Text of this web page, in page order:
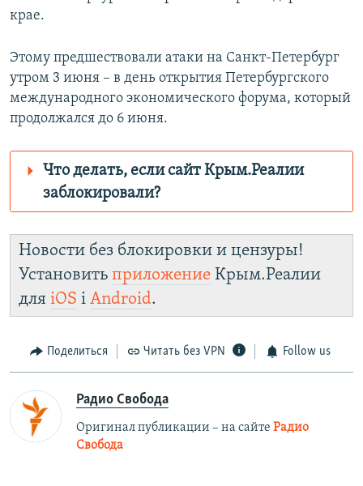
крае.
Этому предшествовали атаки на Санкт-Петербург
утром 3 июня – в день открытия Петербургского
международного экономического форума, который
продолжался до 6 июня.
Что делать, если сайт Крым.Реалии
заблокировали?
Крым.Реалии
зеркального сайта:
https://d2rsmg816jzc8o.cloudfront.net/
установить VPN
Новости без блокировки и цензуры!
Установить приложение Крым.Реалии
для iOS і Android.
Поделиться Читать без VPN Follow us
Радио Свобода
Оригинал публикации – на сайте Радио
Свобода